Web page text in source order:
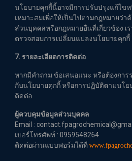
นโยบายคุกกี้นี้อาจมีการปรับปรุงแก้ไข
เหมาะสมเพื่อให้เป็นไปตามกฎหมายว่า
ส่วนบุคคลหรือกฎหมายอื่นที่เกี่ยวข้อง เ
ตรวจสอบการเปลี่ยนแปลงนโยบายคุก
7. รายละเอียดการติดต่อ
หากมีคำถาม ข้อเสนอแนะ หรือต้องการ
กับนโยบายคุกกี้ หรือการปฏิบัติตามนโ
ติดต่อ
ผู้ควบคุมข้อมูลส่วนบุคคล
Email :
เบอร์โทรศัพท์ : 0959548264
ติดต่อผ่านแบบฟอร์มได้ที่